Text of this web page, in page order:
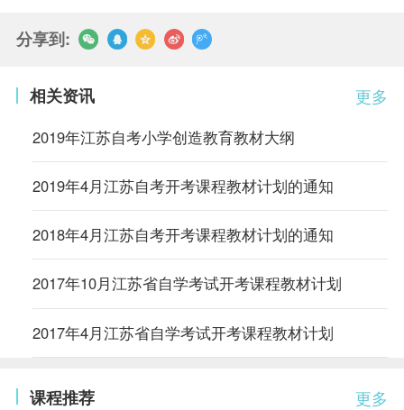
分享到:
更多
相关资讯
2019年江苏自考小学创造教育教材大纲
2019年4月江苏自考开考课程教材计划的通知
2018年4月江苏自考开考课程教材计划的通知
2017年10月江苏省自学考试开考课程教材计划
2017年4月江苏省自学考试开考课程教材计划
更多
课程推荐